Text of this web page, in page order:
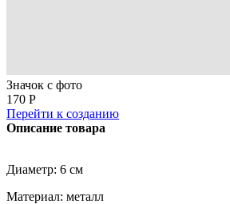
Значок с фото
170 Р
Перейти к созданию
Описание товара
Диаметр: 6 см
Материал: металл